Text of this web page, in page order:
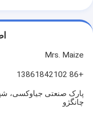
Mrs. Maize
+86 13861842102
پارک صنعتی جیاوکسی،
چانگژو